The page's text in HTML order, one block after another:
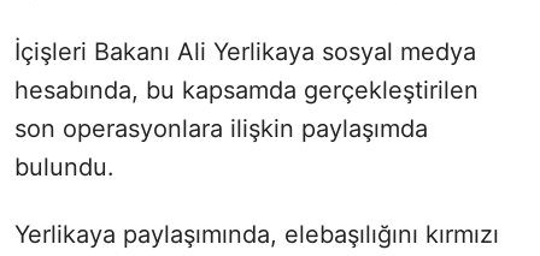
İçişleri Bakanı Ali Yerlikaya sosyal medya
hesabında, bu kapsamda gerçekleştirilen
son operasyonlara ilişkin paylaşımda
bulundu.
Yerlikaya paylaşımında, elebaşılığını kırmızı